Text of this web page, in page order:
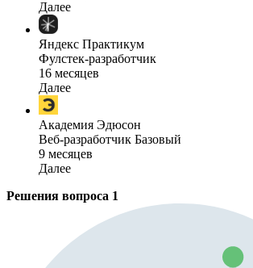
Далее
Яндекс Практикум
Фулстек-разработчик
16 месяцев
Далее
Академия Эдюсон
Веб-разработчик Базовый
9 месяцев
Далее
Решения вопроса 1